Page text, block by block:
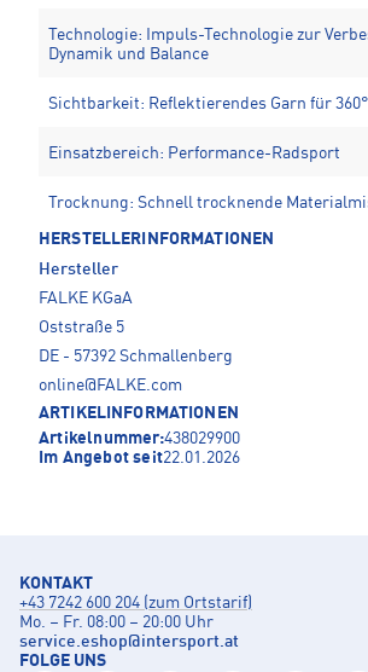
Technologie: Impuls-Technologie zur
Dynamik und Balance
Sichtbarkeit: Reflektierendes Garn für
Einsatzbereich: Performance-Radsport
Trocknung: Schnell trocknende
HERSTELLERINFORMATIONEN
Hersteller
FALKE KGaA
Oststraße 5
DE - 57392 Schmallenberg
online@FALKE.com
ARTIKELINFORMATIONEN
Artikelnummer:438029900
Im Angebot seit22.01.2026
KONTAKT
+43 7242 600 204 (zum Ortstarif)
Mo. – Fr. 08:00 – 20:00 Uhr
service.eshop@intersport.at
FOLGE UNS